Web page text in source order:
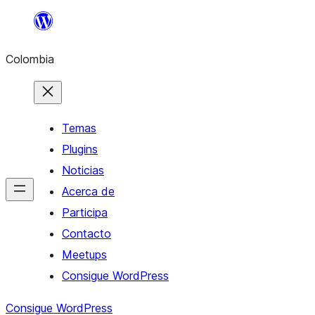
Saltar
contenido
Colombia
Temas
Plugins
Noticias
Acerca de
Participa
Contacto
Meetups
Consigue WordPress
Consigue WordPress